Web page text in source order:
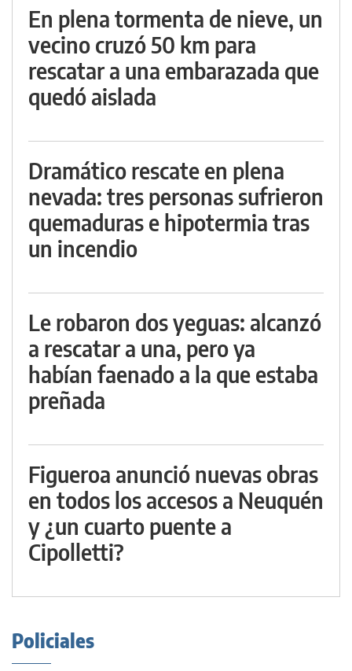
En plena tormenta de nieve, un
vecino cruzó 50 km para
rescatar a una embarazada que
quedó aislada
Dramático rescate en plena
nevada: tres personas sufrieron
quemaduras e hipotermia tras
un incendio
Le robaron dos yeguas: alcanzó
a rescatar a una, pero ya
habían faenado a la que estaba
preñada
Figueroa anunció nuevas obras
en todos los accesos a Neuquén
y ¿un cuarto puente a
Cipolletti?
Policiales